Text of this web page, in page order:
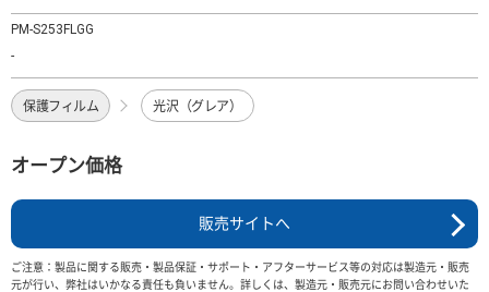
PM-S253FLGG
-
保護フィルム 光沢（グレア）
オープン価格
販売サイトへ
ご注意：製品に関する販売・製品保証・サポート・アフターサービス等の対応は製造元・販売
元が行い、弊社はいかなる責任も負いません。詳しくは、製造元・販売元にお問い合わせいた